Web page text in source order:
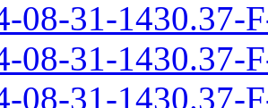
08-31-1430.37-
08-31-1430.37-
08-31-1430.37-